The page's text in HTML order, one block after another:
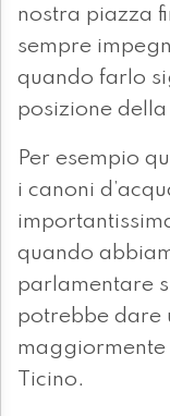
nostra piazza
sempre
quando farlo
posizione
Per esempio
i canoni
quando
parlamentare
potrebbe dare
Ticino.